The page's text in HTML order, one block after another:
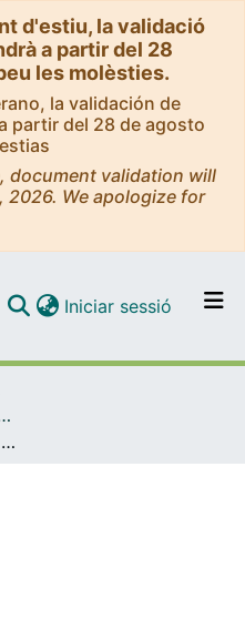
d'estiu, la validació
a partir del 28
les molèsties.
la validación de
partir del 28 de agosto
document validation will
We apologize for
per tot el DD
publicar
Iniciar sessió (current)
Grau (TFG) - Física
Morphology and optical characterization of semiconducting nanostructures